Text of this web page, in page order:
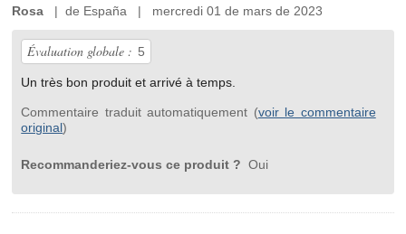
Rosa | de España | mercredi 01 de mars de 2023
Évaluation globale : 5
Un très bon produit et arrivé à temps.
Commentaire traduit automatiquement (voir le commentaire
original)
Recommanderiez-vous ce produit ? Oui